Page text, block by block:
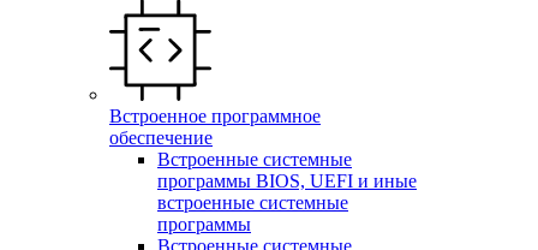
Встроенное программное
обеспечение
Встроенные системные
программы BIOS, UEFI и иные
встроенные системные
программы
Встроенные системные